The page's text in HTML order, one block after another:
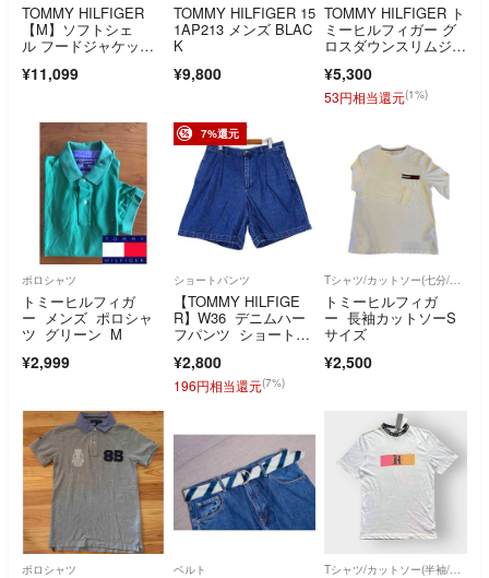
TOMMY HILFIGER
【M】ソフトシェ
ル フードジャケッ
¥11,099
TOMMY HILFIGER 15
1AP213 メンズ BLAC
K
¥9,800
TOMMY HILFIGER ト
ミーヒルフィガー グ
ロスダウンスリムジャ
7354
¥5,300
53円相当還元(1%)
ポロシャツ
トミーヒルフィガ
ー メンズ ポロシャ
ツ グリーン M
¥2,999
7%還元
ショートパンツ
【TOMMY HILFIGE
R】W36 デニムハー
フパンツ ショートパ
¥2,800
196円相当還元(7%)
Tシャツ/カットソー(七分/長袖)
トミーヒルフィガ
ー 長袖カットソーS
サイズ
¥2,500
ポロシャツ ベルト Tシャツ/カットソー(半袖/袖なし)